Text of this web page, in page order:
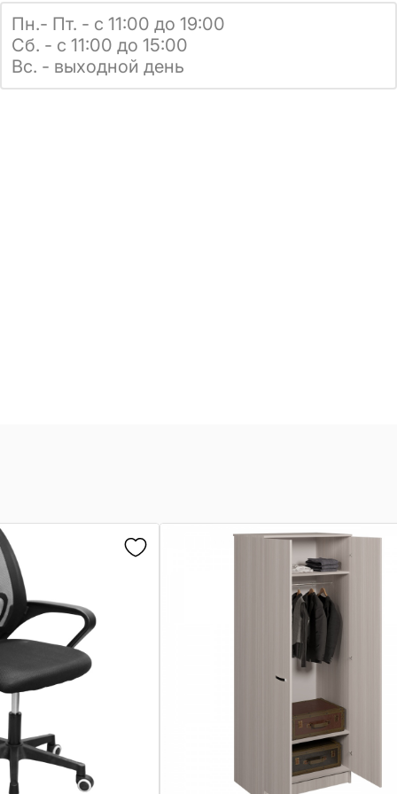
Пн.- Пт. - с 11:00 до 19:00
Сб. - с 11:00 до 15:00
Вс. - выходной день